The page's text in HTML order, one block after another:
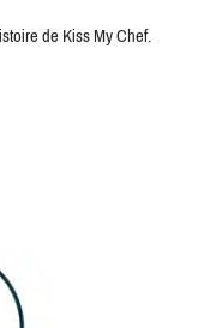
de Kiss My Chef.